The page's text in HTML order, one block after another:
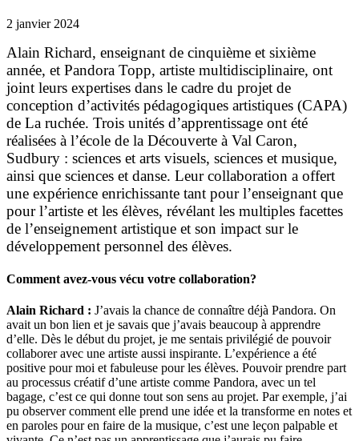
2 janvier 2024
Alain Richard, enseignant de cinquième et sixième
année, et Pandora Topp, artiste multidisciplinaire, ont
joint leurs expertises dans le cadre du projet de
conception d’activités pédagogiques artistiques (CAPA)
de La ruchée. Trois unités d’apprentissage ont été
réalisées à l’école de la Découverte à Val Caron,
Sudbury : sciences et arts visuels, sciences et musique,
ainsi que sciences et danse. Leur collaboration a offert
une expérience enrichissante tant pour l’enseignant que
pour l’artiste et les élèves, révélant les multiples facettes
de l’enseignement artistique et son impact sur le
développement personnel des élèves.
Comment avez-vous vécu votre collaboration?
Alain Richard : J’avais la chance de connaître déjà Pandora. On
avait un bon lien et je savais que j’avais beaucoup à apprendre
d’elle. Dès le début du projet, je me sentais privilégié de pouvoir
collaborer avec une artiste aussi inspirante. L’expérience a été
positive pour moi et fabuleuse pour les élèves. Pouvoir prendre part
au processus créatif d’une artiste comme Pandora, avec un tel
bagage, c’est ce qui donne tout son sens au projet. Par exemple, j’ai
pu observer comment elle prend une idée et la transforme en notes et
en paroles pour en faire de la musique, c’est une leçon palpable et